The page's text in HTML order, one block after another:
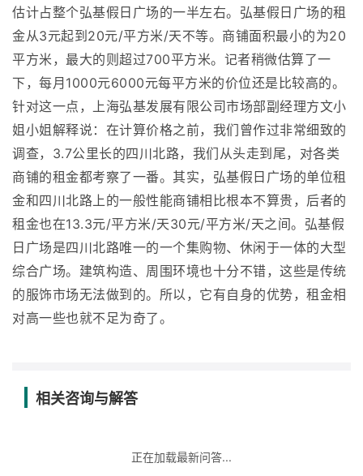
估计占整个弘基假日广场的一半左右。弘基假日广场的租
金从3元起到20元/平方米/天不等。商铺面积最小的为20
平方米，最大的则超过700平方米。记者稍微估算了一
下，每月1000元6000元每平方米的价位还是比较高的。
针对这一点，上海弘基发展有限公司市场部副经理方文小
姐小姐解释说：在计算价格之前，我们曾作过非常细致的
调查，3.7公里长的四川北路，我们从头走到尾，对各类
商铺的租金都考察了一番。其实，弘基假日广场的单位租
金和四川北路上的一般性能商铺相比根本不算贵，后者的
租金也在13.3元/平方米/天30元/平方米/天之间。弘基假
日广场是四川北路唯一的一个集购物、休闲于一体的大型
综合广场。建筑构造、周围环境也十分不错，这些是传统
的服饰市场无法做到的。所以，它有自身的优势，租金相
对高一些也就不足为奇了。
相关咨询与解答
正在加载最新问答...